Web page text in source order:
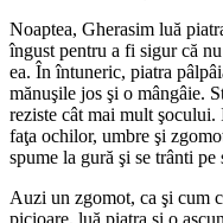
Noaptea, Gherasim luă
îngust pentru a fi sigur că
ea. În întuneric, piatra
mănuşile jos şi o mângâie.
reziste cât mai mult şocului.
faţa ochilor, umbre şi
spume la gură şi se trânti pe
Auzi un zgomot, ca şi cum
picioare, luă piatra şi o